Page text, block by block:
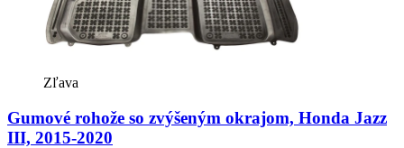
Zľava
Gumové rohože so zvýšeným okrajom, Honda Jazz
III, 2015-2020